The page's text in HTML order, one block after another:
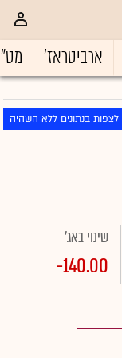
ארביטראז'
לצפות בנתונים ללא השהיה
שינוי באג'
-140.00